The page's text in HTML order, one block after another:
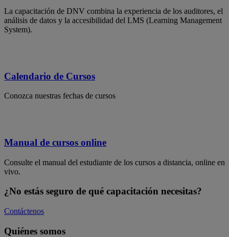
La capacitación de DNV combina la experiencia de los auditores, el
análisis de datos y la accesibilidad del LMS (Learning Management
System).
Calendario de Cursos
Conozca nuestras fechas de cursos
Manual de cursos online
Consulte el manual del estudiante de los cursos a distancia, online en
vivo.
¿No estás seguro de qué capacitación necesitas?
Contáctenos
Quiénes somos